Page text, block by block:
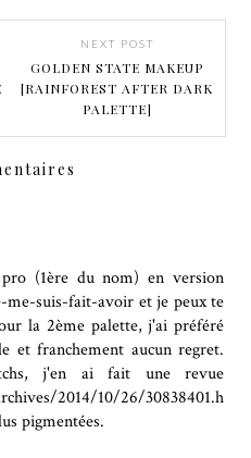
NEXT POST
GOLDEN STATE MAKEUP
[RAINFOREST AFTER DARK
PALETTE]
(1ère du nom) en version
me-suis-fait-avoir et je peux te
la 2ème palette, j'ai préféré
et franchement aucun regret.
j'en ai fait une revue
2014/10/26/30838401.h
pigmentées.